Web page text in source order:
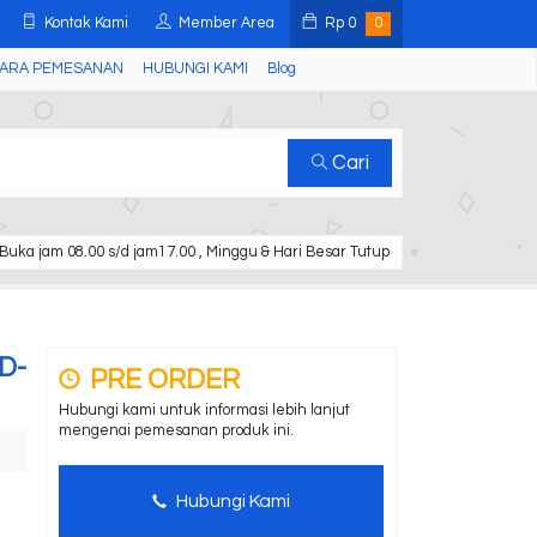
Kontak Kami Member Area Rp 0 0
PEMESANAN HUBUNGI KAMI Blog
Cari
Buka jam 08.00 s/d jam17.00 , Minggu & Hari Besar Tutup
PRE ORDER
Hubungi kami untuk informasi lebih lanjut
mengenai pemesanan produk ini.
Hubungi Kami